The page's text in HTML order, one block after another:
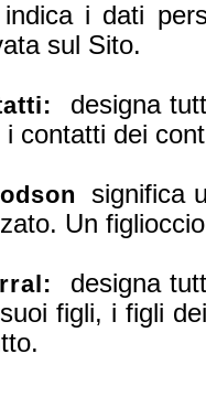
i dati
sul Sito.
designa
i contatti dei
significa
Un
designa
figli, i figli